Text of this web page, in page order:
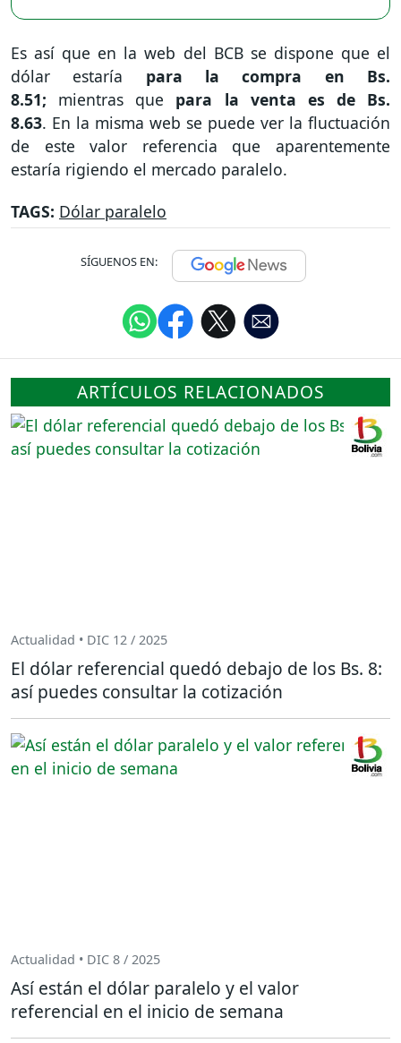
Es así que en la web del BCB se dispone que el
dólar estaría para la compra en Bs.
8.51; mientras que para la venta es de Bs.
8.63. En la misma web se puede ver la fluctuación
de este valor referencia que aparentemente
estaría rigiendo el mercado paralelo.
TAGS: Dólar paralelo
SÍGUENOS EN:
ARTÍCULOS RELACIONADOS
Actualidad • DIC 12 / 2025
El dólar referencial quedó debajo de los Bs. 8:
así puedes consultar la cotización
Actualidad • DIC 8 / 2025
Así están el dólar paralelo y el valor
referencial en el inicio de semana